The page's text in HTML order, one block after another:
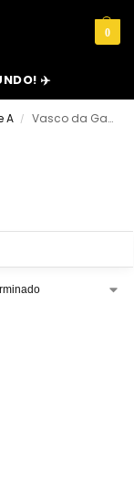
0
✈️
A / Vasco da Gama